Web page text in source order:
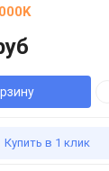
Купить в 1 клик